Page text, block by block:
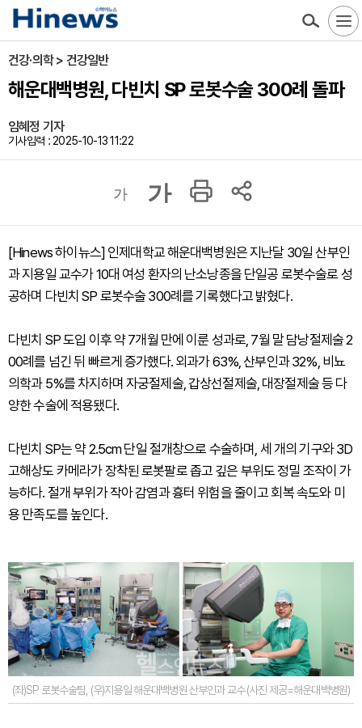
건강·의학 > 건강일반
해운대백병원, 다빈치 SP 로봇수술 300례 돌파
임혜정 기자
기사입력 : 2025-10-13 11:22
가 가
[Hinews 하이뉴스] 인제대학교 해운대백병원은 지난달 30일 산부인
과 지용일 교수가 10대 여성 환자의 난소낭종을 단일공 로봇수술로 성
공하며 다빈치 SP 로봇수술 300례를 기록했다고 밝혔다.
다빈치 SP 도입 이후 약 7개월 만에 이룬 성과로, 7월 말 담낭절제술 2
00례를 넘긴 뒤 빠르게 증가했다. 외과가 63%, 산부인과 32%, 비뇨
의학과 5%를 차지하며 자궁절제술, 갑상선절제술, 대장절제술 등 다
양한 수술에 적용됐다.
다빈치 SP는 약 2.5cm 단일 절개창으로 수술하며, 세 개의 기구와 3D
고해상도 카메라가 장착된 로봇팔로 좁고 깊은 부위도 정밀 조작이 가
능하다. 절개 부위가 작아 감염과 흉터 위험을 줄이고 회복 속도와 미
용 만족도를 높인다.
(좌)SP 로봇수술팀, (우)지용일 해운대백병원 산부인과 교수 (사진 제공=해운대백병원)